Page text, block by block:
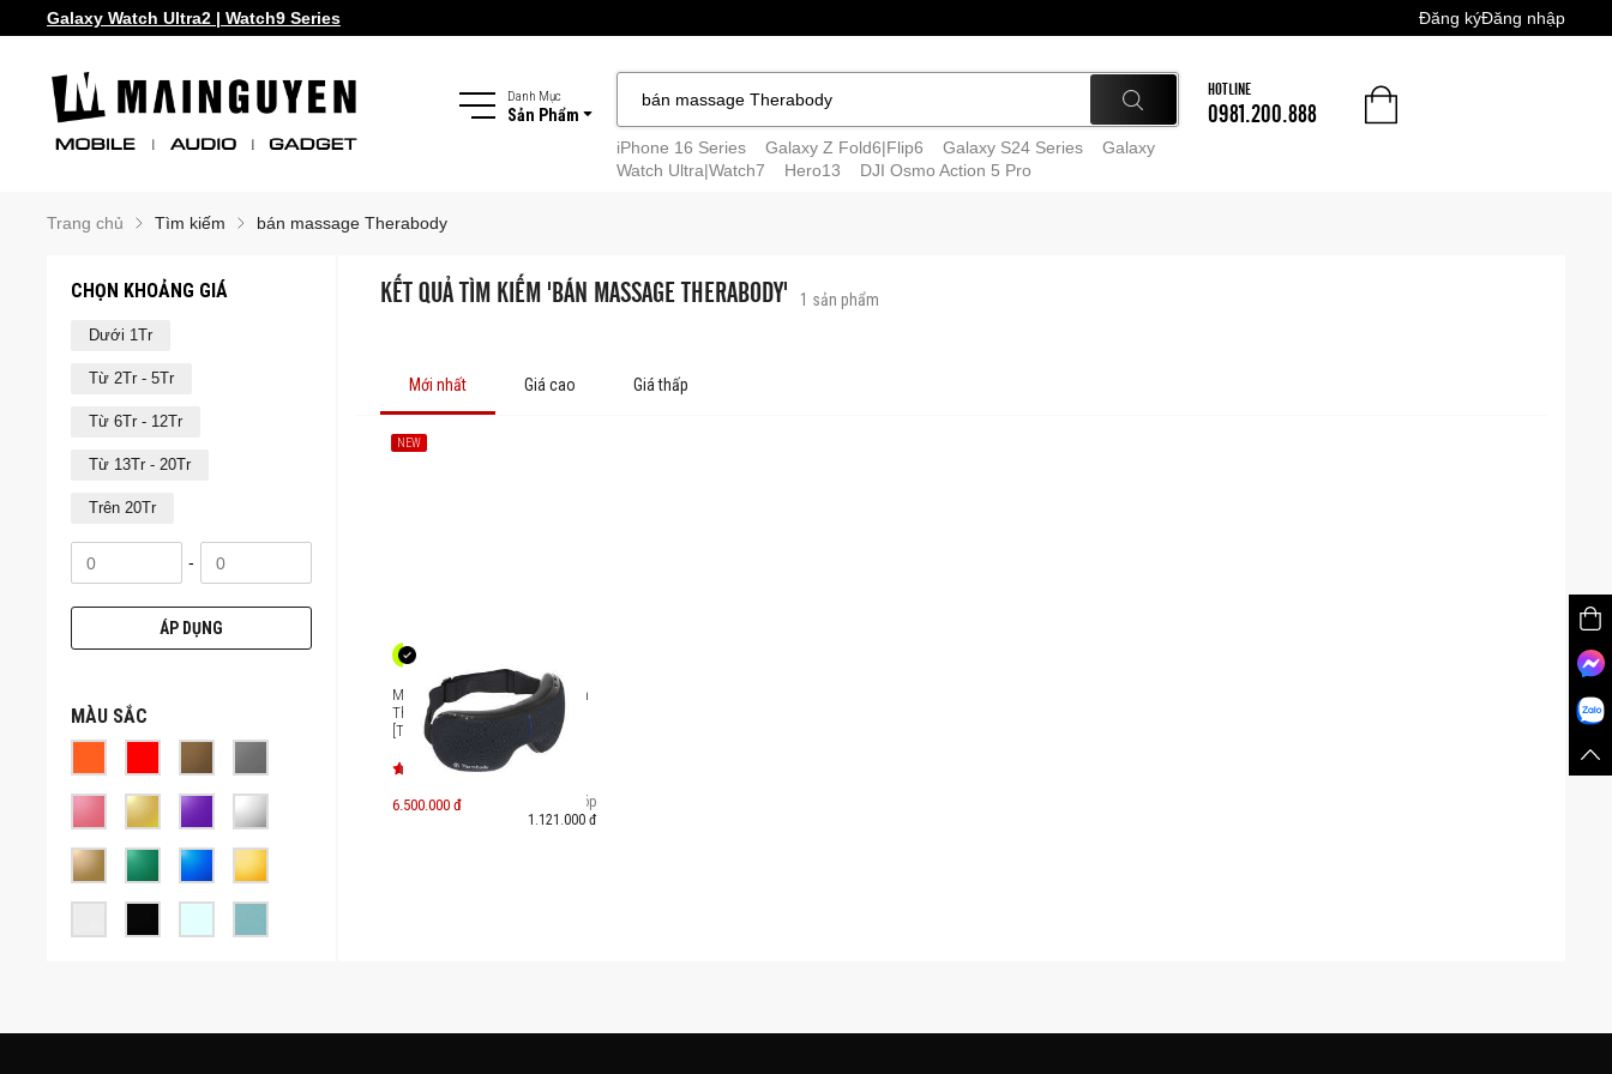
Galaxy Watch Ultra2 | Watch9 Series Đăng kýĐăng nhập
Danh Mục
Sản Phẩm
iPhone 16 Series
Galaxy Z Fold6|Flip6 Galaxy S24 Series
Galaxy
Watch Ultra|Watch7
Hero13 DJI Osmo Action 5 Pro
HOTLINE
0981.200.888
Trang chủ Tìm kiếm bán massage Therabody
CHỌN KHOẢNG GIÁ
Dưới 1Tr
Từ 2Tr - 5Tr
Từ 6Tr - 12Tr
Từ 13Tr - 20Tr
Trên 20Tr
-
ÁP DỤNG
MÀU SẮC
KẾT QUẢ TÌM KIẾM 'BÁN MASSAGE THERABODY' 1 sản phẩm
Mới nhất Giá cao Giá thấp
NEW
Máy massage mắt thông minh
Therabody SmartGoggles 2.0
[TB-SG0004133-3A10]
6.500.000 đ
Trả góp
1.121.000 đ